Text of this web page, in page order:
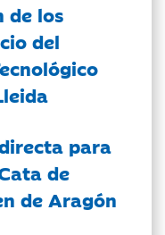
de los
del
para
de
de Aragón